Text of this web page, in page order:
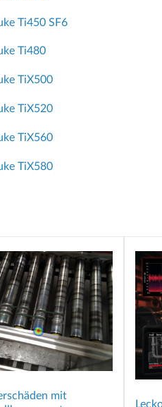
Ti450 SF6
Ti480
TiX500
TiX520
TiX560
TiX580
mit